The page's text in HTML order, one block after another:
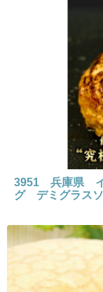
3951 兵庫県 イ
グ デミグラス